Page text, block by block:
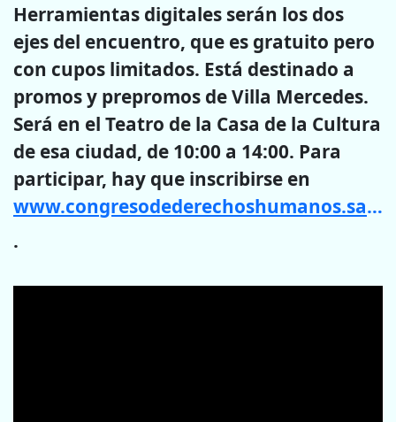
Herramientas digitales serán los dos
ejes del encuentro, que es gratuito pero
con cupos limitados. Está destinado a
promos y prepromos de Villa Mercedes.
Será en el Teatro de la Casa de la Cultura
de esa ciudad, de 10:00 a 14:00. Para
participar, hay que inscribirse en
www.congresodederechoshumanos.sanluis.gov.ar
.